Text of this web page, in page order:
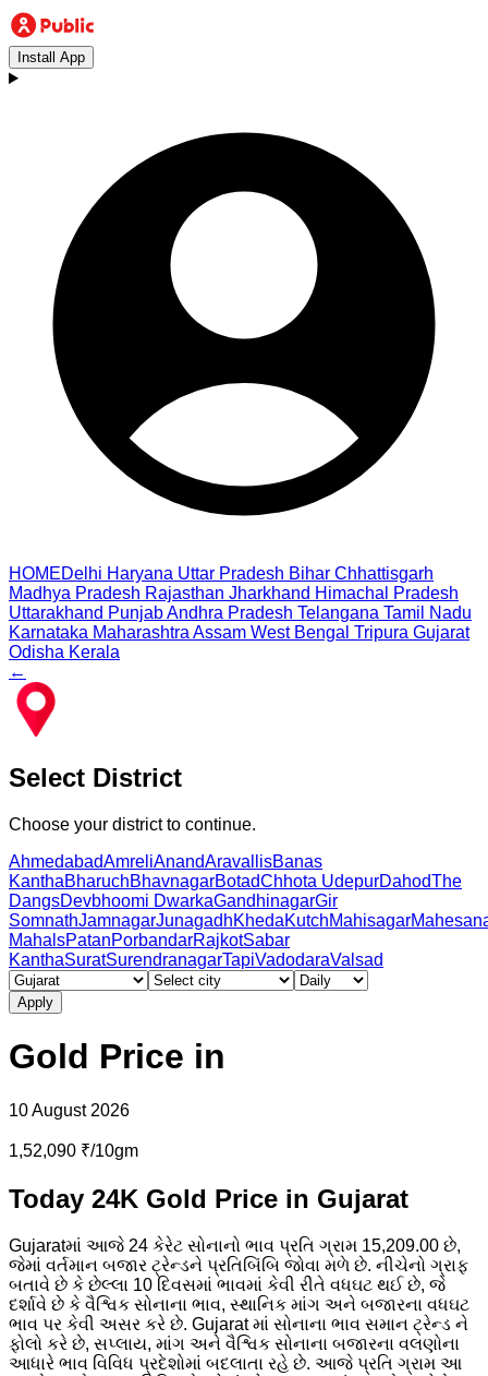
Install App
HOMEDelhi Haryana Uttar Pradesh Bihar Chhattisgarh
Madhya Pradesh Rajasthan Jharkhand Himachal Pradesh
Uttarakhand PunjabAndhra Pradesh Telangana Tamil Nadu
Karnataka Maharashtra Assam West Bengal Tripura Gujarat
Odisha Kerala
←
Select District
Choose your district to continue.
AhmedabadAmreliAnandAravallisBanas
KanthaBharuchBhavnagarBotadChhota UdepurDahodThe
DangsDevbhoomi DwarkaGandhinagarGir
SomnathJamnagarJunagadhKhedaKutchMahisagar
MahalsPatanPorbandarRajkotSabar
KanthaSuratSurendranagarTapiVadodaraValsad
Apply
Gold Price in
10 August 2026
1,52,090 ₹/10gm
Today 24K Gold Price in Gujarat
Gujaratમાં આજે 24 કેરેટ સોનાનો ભાવ પ્રતિ ગ્રામ 15,209.00 છે,
જેમાં વર્તમાન બજાર ટ્રેન્ડને પ્રતિબિંબિ જોવા મળે છે. નીચેનો ગ્રાફ
બતાવે છે કે છેલ્લા 10 દિવસમાં ભાવમાં કેવી રીતે વધઘટ થઈ છે, જે
દર્શાવે છે કે વૈશ્વિક સોનાના ભાવ, સ્થાનિક માંગ અને બજારના વધઘટ
ભાવ પર કેવી અસર કરે છે. Gujarat માં સોનાના ભાવ સમાન ટ્રેન્ડ ને
ફોલો કરે છે, સપ્લાય, માંગ અને વૈશ્વિક સોનાના બજારના વલણોના
આધારે ભાવ વિવિધ પ્રદેશોમાં બદલાતા રહે છે. આજે પ્રતિ ગ્રામ આ